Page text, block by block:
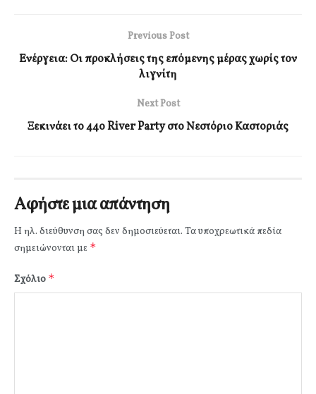
Previous Post
Ενέργεια: Οι προκλήσεις της επόμενης μέρας χωρίς τον
λιγνίτη
Next Post
Ξεκινάει τo 44ο River Party στο Νεστόριο Καστοριάς
Αφήστε μια απάντηση
Η ηλ. διεύθυνση σας δεν δημοσιεύεται. Τα υποχρεωτικά πεδία
σημειώνονται με *
Σχόλιο *